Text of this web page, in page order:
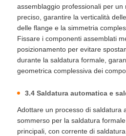
assemblaggio professionali per un
preciso, garantire la verticalità
delle flange e la simmetria
Fissare i componenti assemblati
posizionamento per evitare
durante la saldatura formale,
geometrica complessiva dei
3.4 Saldatura automatica e
Adottare un processo di saldatura
sommerso per la saldatura
principali, con corrente di